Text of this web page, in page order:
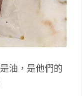
油，是他們的